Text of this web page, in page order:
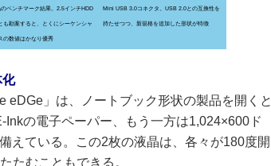
のベンチマーク結果。2.5インチHDD
も勘案すると、とくにシーケンシャ
の数値はかなり優秀
Mini USB 3.0コネクタ。USB 2.0との互換性を
持たせつつ、新規格を追加した形状が特徴
」は、ノートブック形状の製品を開くと
の電子ペーパー、もう一方は1,024×600ド
えている。この2枚の液晶は、各々が180度開
たむこともできる。